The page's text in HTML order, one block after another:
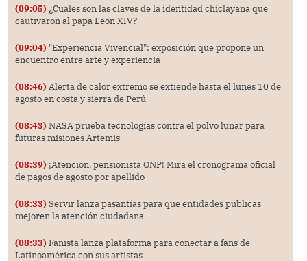
(09:05) ¿Cuáles son las claves de la identidad chiclayana que
cautivaron al papa León XIV?
(09:04) "Experiencia Vivencial": exposición que propone un
encuentro entre arte y experiencia
(08:46) Alerta de calor extremo se extiende hasta el lunes 10 de
agosto en costa y sierra de Perú
(08:43) NASA prueba tecnologías contra el polvo lunar para
futuras misiones Artemis
(08:39) ¡Atención, pensionista ONP! Mira el cronograma oficial
de pagos de agosto por apellido
(08:33) Servir lanza pasantías para que entidades públicas
mejoren la atención ciudadana
(08:33) Fanista lanza plataforma para conectar a fans de
Latinoamérica con sus artistas